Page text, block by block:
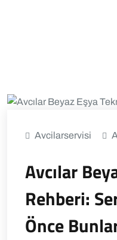
Avcilarservisi
Avcılar
Rehberi:
Önce